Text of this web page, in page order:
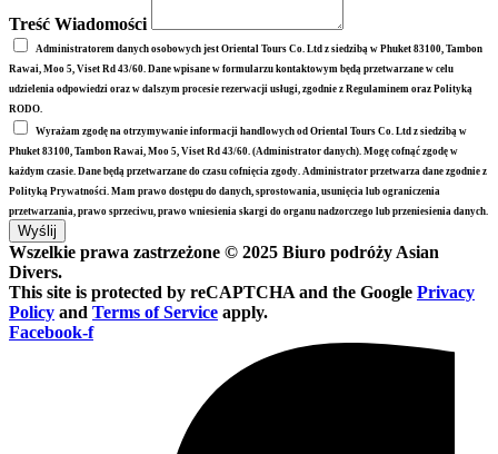
Treść Wiadomości
Administratorem danych osobowych jest Oriental Tours Co. Ltd z siedzibą w Phuket 83100, Tambon
Rawai, Moo 5, Viset Rd 43/60. Dane wpisane w formularzu kontaktowym będą przetwarzane w celu
udzielenia odpowiedzi oraz w dalszym procesie rezerwacji usługi, zgodnie z Regulaminem oraz Polityką
RODO.
Wyrażam zgodę na otrzymywanie informacji handlowych od Oriental Tours Co. Ltd z siedzibą w
Phuket 83100, Tambon Rawai, Moo 5, Viset Rd 43/60. (Administrator danych). Mogę cofnąć zgodę w
każdym czasie. Dane będą przetwarzane do czasu cofnięcia zgody. Administrator przetwarza dane zgodnie z
Polityką Prywatności. Mam prawo dostępu do danych, sprostowania, usunięcia lub ograniczenia
przetwarzania, prawo sprzeciwu, prawo wniesienia skargi do organu nadzorczego lub przeniesienia danych.
Wyślij
Wszelkie prawa zastrzeżone © 2025 Biuro podróży Asian
Divers.
This site is protected by reCAPTCHA and the Google Privacy
Policy and Terms of Service apply.
Facebook-f